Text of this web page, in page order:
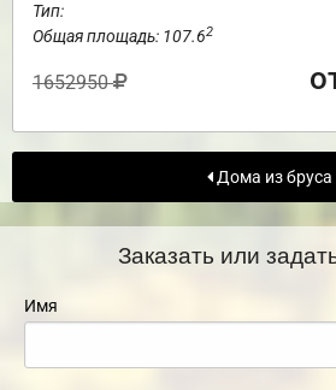
Тип:
Общая площадь: 107.62
1652950
Дома из бруса
Заказать или
Имя